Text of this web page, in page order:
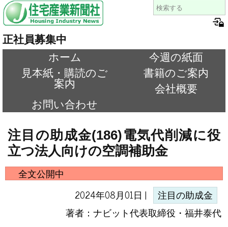
正社員募集中
ホーム
今週の紙面
見本紙・購読のご
案内
書籍のご案内
会社概要
お問い合わせ
注目の助成金(186)電気代削減に役
立つ法人向けの空調補助金
全文公開中
2024年08月01日 |
注目の助成金
著者：ナビット代表取締役・福井泰代